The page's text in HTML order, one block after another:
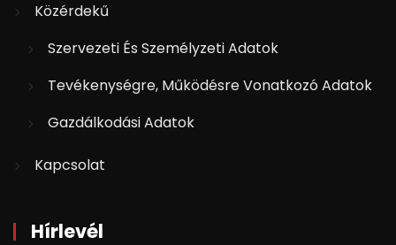
Közérdekű
Szervezeti És Személyzeti Adatok
Tevékenységre, Működésre Vonatkozó Adatok
Gazdálkodási Adatok
Kapcsolat
Hírlevél